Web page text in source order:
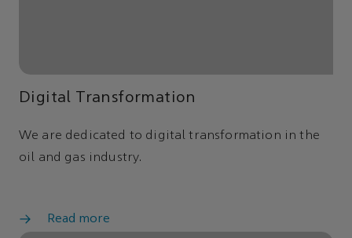
Digital Transformation
We are dedicated to digital transformation in the
oil and gas industry.
Read more